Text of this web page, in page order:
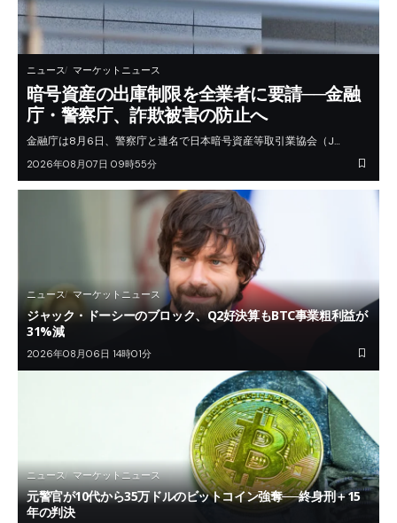
ニュース マーケットニュース
暗号資産の出庫制限を全業者に要請──金融
庁・警察庁、詐欺被害の防止へ
金融庁は8月6日、警察庁と連名で日本暗号資産等取引業協会（J…
2026年08月07日 09時55分
ニュース マーケットニュース
ジャック・ドーシーのブロック、Q2好決算もBTC事業粗利益が
31%減
2026年08月06日 14時01分
ニュース マーケットニュース
元警官が10代から35万ドルのビットコイン強奪──終身刑＋15
年の判決